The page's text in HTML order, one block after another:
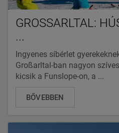
GROSSARLTAL:
..
Ingyenes síbérlet
Großarltal-ban nagyon
kicsik a Funslope-on, a ...
BŐVEBBEN